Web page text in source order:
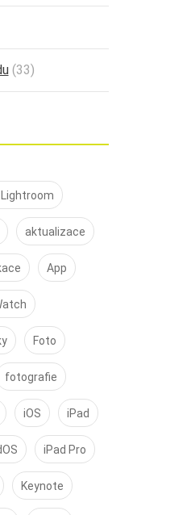
(33)
aktualizace
App
Foto
fotografie
iOS iPad
iPad Pro
Keynote